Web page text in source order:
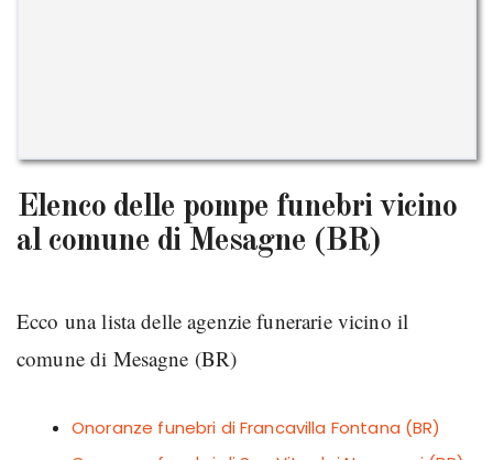
Elenco delle pompe funebri vicino
al comune di Mesagne (BR)
Ecco una lista delle agenzie funerarie vicino il
comune di Mesagne (BR)
Onoranze funebri di Francavilla Fontana (BR)